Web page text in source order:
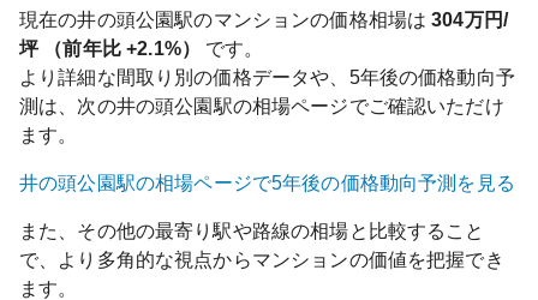
現在の井の頭公園駅のマンションの価格相場は 304万円/
坪 （前年比+2.1%）
です。
より詳細な間取り別の価格データや、5年後の価格動向予
測は、次の井の頭公園 駅の相場ページでご確認いただけ
ます。
井の頭公園駅の相場ページで5年後の価格動向予測を見る
また、その他の最寄り駅や路線の相場と比較すること
で、より多角的な視点からマンションの価値を把握でき
ます。